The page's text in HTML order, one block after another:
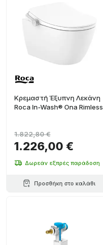
Κρεμαστή Έξυπνη Λεκάνη
Roca In-Wash® Ona Rimless
1.226,00 €
1.822,80 €
Δωρεάν εξπρές παράδοση
Προσθήκη στο καλάθι